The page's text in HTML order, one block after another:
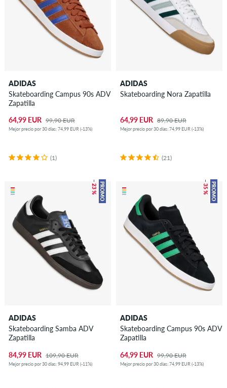
ADIDAS
Skateboarding Campus 90s ADV
Zapatilla
64,99 EUR 99,90 EUR
Mejor precio por 30 días: 74,99 EUR (-13%)
(1)
ADIDAS
Skateboarding Nora Zapatilla
64,99 EUR 89,90 EUR
Mejor precio por 30 días: 74,99 EUR (-13%)
(21)
PROMO
– 23 %
ADIDAS
Skateboarding Samba ADV
Zapatilla
84,99 EUR 109,90 EUR
Mejor precio por 30 días: 94,99 EUR (-11%)
PROMO
– 35 %
ADIDAS
Skateboarding Campus 90s ADV
Zapatilla
64,99 EUR 99,90 EUR
Mejor precio por 30 días: 74,99 EUR (-13%)